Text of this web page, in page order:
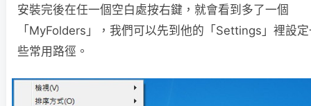
安裝完後在任一個空白處按右鍵，就會看到多了一個
「MyFolders」，我們可以先到他的「Settings」裡設
些常用路徑。